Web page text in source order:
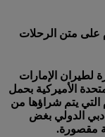
على متن الرحلات
لطيران الإمارات
الأميركية بحمل
التي يتم شراؤها من
الدولي بغض
مقصورة.